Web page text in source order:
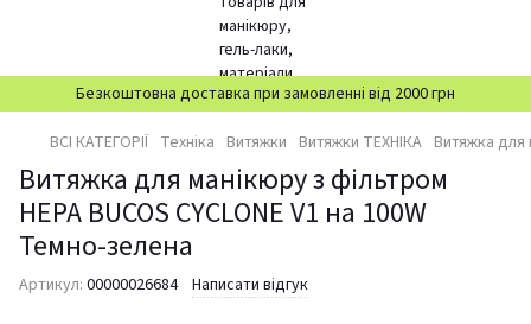
Безкоштовна доставка при замовленні від 2000 грн
ВСІ КАТЕГОРІЇ Техніка Витяжки Витяжки ТЕХНІКА Витяжка для
Витяжка для манікюру з фільтром
НЕРА BUCOS CYCLONE V1 на 100W
Темно-зелена
Артикул: 00000026684 Написати відгук